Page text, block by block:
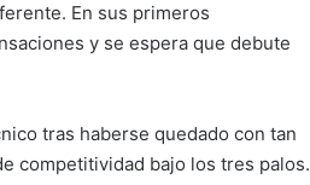
En sus primeros
y se espera que debute
tras haberse quedado con tan
competitividad bajo los tres palos.